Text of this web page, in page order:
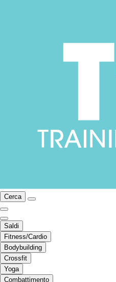
Cerca
Saldi
Fitness/Cardio
Bodybuilding
Crossfit
Yoga
Combattimento